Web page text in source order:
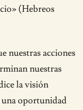
(Hebreos
nuestras acciones
nuestras
la visión
una oportunidad